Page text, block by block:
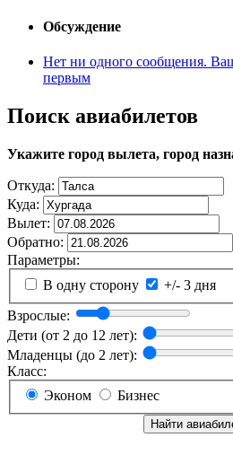
Обсуждение
Нет ни одного сообщения.
первым
Поиск авиабилетов
Укажите город вылета, город
Откуда:
Куда:
Вылет:
Обратно:
Параметры:
В одну сторону
+/- 3 дня
Взрослые:
Дети (от 2 до 12 лет):
Младенцы (до 2 лет):
Класс:
Эконом
Бизнес
Найти